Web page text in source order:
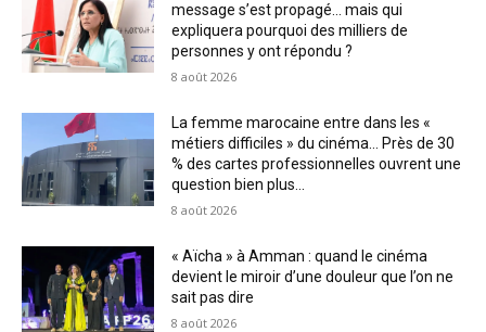
message s’est propagé… mais qui
expliquera pourquoi des milliers de
personnes y ont répondu ?
8 août 2026
La femme marocaine entre dans les «
métiers difficiles » du cinéma… Près de 30
% des cartes professionnelles ouvrent une
question bien plus...
8 août 2026
« Aïcha » à Amman : quand le cinéma
devient le miroir d’une douleur que l’on ne
sait pas dire
8 août 2026